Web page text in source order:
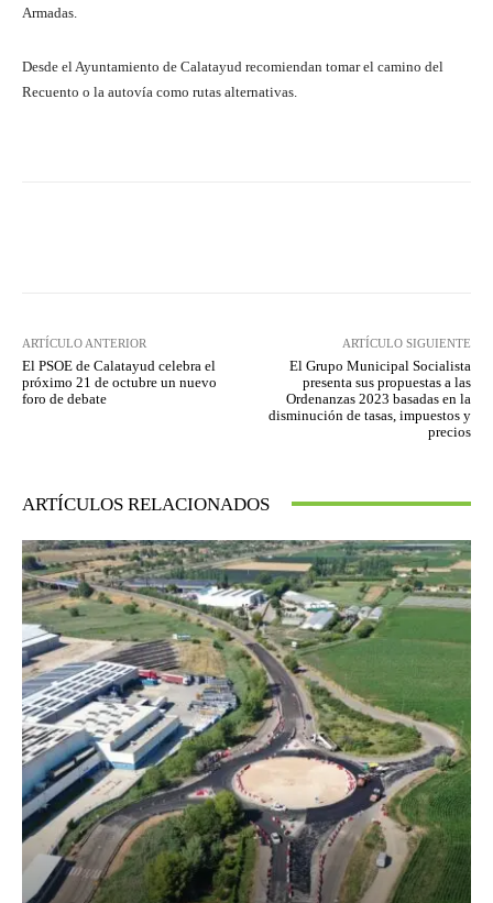
Armadas.
Desde el Ayuntamiento de Calatayud recomiendan tomar el camino del
Recuento o la autovía como rutas alternativas.
ARTÍCULO ANTERIOR
El PSOE de Calatayud celebra el
próximo 21 de octubre un nuevo
foro de debate
ARTÍCULO SIGUIENTE
El Grupo Municipal Socialista
presenta sus propuestas a las
Ordenanzas 2023 basadas en la
disminución de tasas, impuestos y
precios
ARTÍCULOS RELACIONADOS